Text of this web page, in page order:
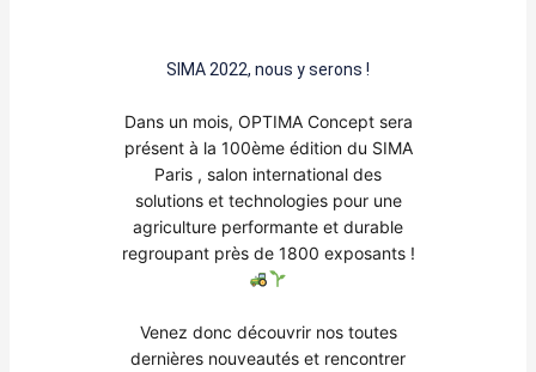
SIMA 2022, nous y serons !
Dans un mois, OPTIMA Concept sera
présent à la 100ème édition du SIMA
Paris , salon international des
solutions et technologies pour une
agriculture performante et durable
regroupant près de 1800 exposants !
Venez donc découvrir nos toutes
dernières nouveautés et rencontrer